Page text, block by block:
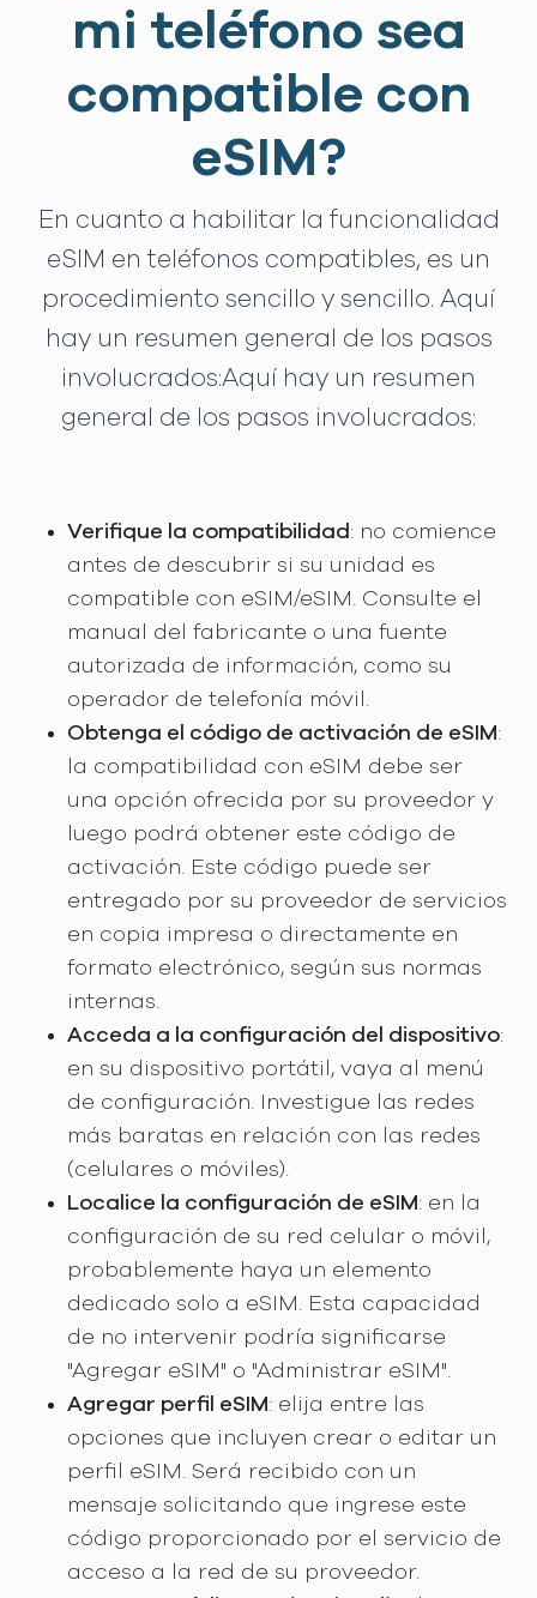
mi teléfono sea
compatible con
eSIM?
En cuanto a habilitar la funcionalidad
eSIM en teléfonos compatibles, es un
procedimiento sencillo y sencillo. Aquí
hay un resumen general de los pasos
involucrados:Aquí hay un resumen
general de los pasos involucrados:
Verifique la compatibilidad : no comience
antes de descubrir si su unidad es
compatible con eSIM/eSIM. Consulte el
manual del fabricante o una fuente
autorizada de información, como su
operador de telefonía móvil.
Obtenga el código de activación de eSIM:
la compatibilidad con eSIM debe ser
una opción ofrecida por su proveedor y
luego podrá obtener este código de
activación. Este código puede ser
entregado por su proveedor de servicios
en copia impresa o directamente en
formato electrónico, según sus normas
internas.
Acceda a la configuración del dispositivo:
en su dispositivo portátil, vaya al menú
de configuración. Investigue las redes
más baratas en relación con las redes
(celulares o móviles).
Localice la configuración de eSIM: en la
configuración de su red celular o móvil,
probablemente haya un elemento
dedicado solo a eSIM. Esta capacidad
de no intervenir podría significarse
"Agregar eSIM" o "Administrar eSIM".
Agregar perfil eSIM: elija entre las
opciones que incluyen crear o editar un
perfil eSIM. Será recibido con un
mensaje solicitando que ingrese este
código proporcionado por el servicio de
acceso a la red de su proveedor.